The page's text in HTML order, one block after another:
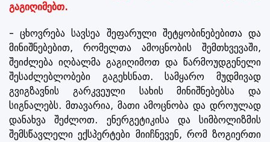
გაგიღიმებთ.
- ცხოვრება სავსეა შეფარული შეტყობინებებითა და
მინიშნებებით, რომელთა ამოცნობის შემთხვევაში,
შეიძლება იღბალმა გაგიღიმოთ და წარმოუდგენელი
შესაძლებლობები გაგეხსნათ. სამყარო მუდმივად
გვიგზავნის გარკვეული სახის მინიშნებებსა და
სიგნალებს. მთავარია, მათი ამოცნობა და დროულად
დანახვა შეძლოთ. ენერგეტიკისა და სიმბოლიზმის
შემსწავლელი ექსპერტები მიიჩნევენ, რომ ზოგიერთი